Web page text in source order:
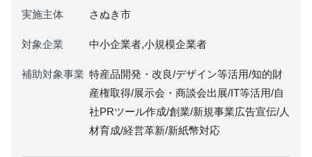
実施主体 さぬき市
対象企業 中小企業者,小規模企業者
補助対象事業 特産品開発・改良/デザイン等活用/知的財
産権取得/展示会・商談会出展/IT等活用/自
社PRツール作成/創業/新規事業広告宣伝/人
材育成/経営革新/新紙幣対応